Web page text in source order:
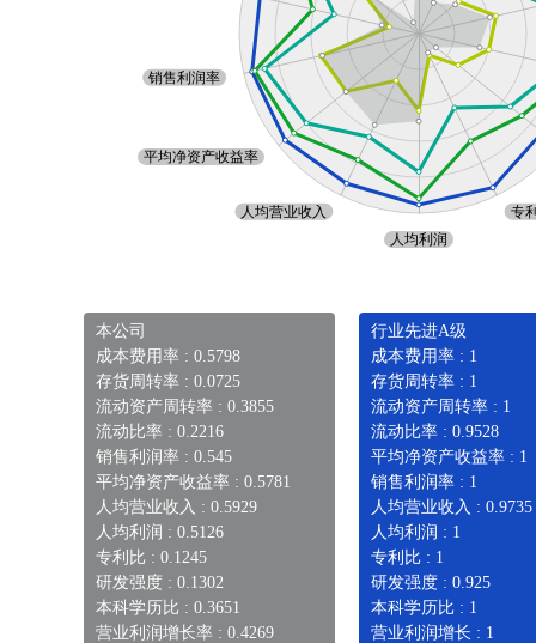
本公司
成本费用率 : 0.5798
存货周转率 : 0.0725
流动资产周转率 : 0.3855
流动比率 : 0.2216
销售利润率 : 0.545
平均净资产收益率 : 0.5781
人均营业收入 : 0.5929
人均利润 : 0.5126
专利比 : 0.1245
研发强度 : 0.1302
本科学历比 : 0.3651
营业利润增长率 : 0.4269
行业先进A级
成本费用率 : 1
存货周转率 : 1
流动资产周转率 : 1
流动比率 : 0.9528
平均净资产收益率 : 1
销售利润率 : 1
人均营业收入 : 0.9735
人均利润 : 1
专利比 : 1
研发强度 : 0.925
本科学历比 : 1
营业利润增长 : 1